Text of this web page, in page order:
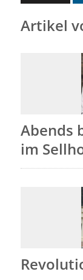
Artikel
Abends
im